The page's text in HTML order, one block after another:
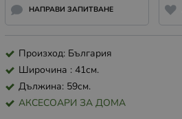
НАПРАВИ ЗАПИТВАНЕ
Произход: България
Широчина : 41см.
Дължина: 59см.
АКСЕСОАРИ ЗА ДОМА